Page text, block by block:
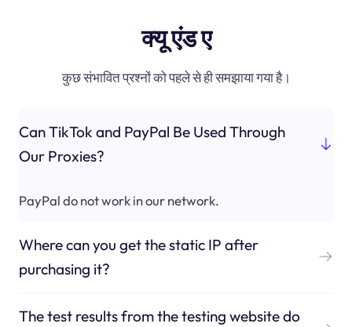
क्यू एंड ए
कुछ संभावित प्रश्नों को पहले से ही समझाया गया है।
Can TikTok and PayPal Be Used Through
Our Proxies?
PayPal do not work in our network.
Where can you get the static IP after
purchasing it?
The test results from the testing website do